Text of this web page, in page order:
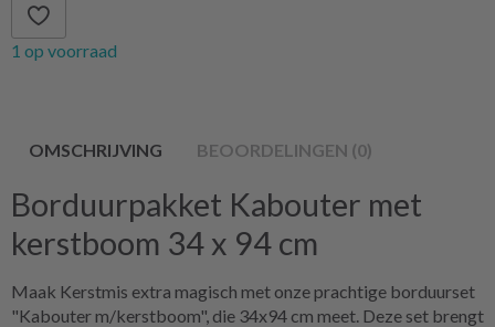
1 op voorraad
OMSCHRIJVING BEOORDELINGEN (0)
Borduurpakket Kabouter met
kerstboom 34 x 94 cm
Maak Kerstmis extra magisch met onze prachtige borduurset
"Kabouter m/kerstboom", die 34x94 cm meet. Deze set brengt